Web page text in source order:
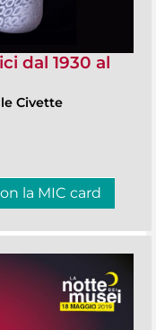
dal 1930 al
Civette
la MIC card